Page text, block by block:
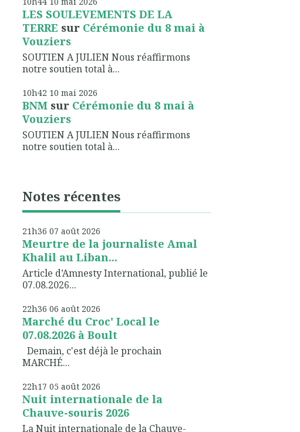
LES SOULEVEMENTS DE LA
TERRE sur Cérémonie du 8 mai à
Vouziers
SOUTIEN A JULIEN Nous réaffirmons
notre soutien total à...
10h42 10 mai 2026
BNMsur Cérémonie du 8 mai à
Vouziers
SOUTIEN A JULIEN Nous réaffirmons
notre soutien total à...
Notes récentes
21h36 07 août 2026
Meurtre de la journaliste Amal
Khalil au Liban...
Article d’Amnesty International, publié le
07.08.2026...
22h36 06 août 2026
Marché du Croc' Local le
07.08.2026 à Boult
Demain, c'est déjà le prochain
MARCHÉ...
22h17 05 août 2026
Nuit internationale de la
Chauve-souris 2026
La Nuit internationale de la Chauve-